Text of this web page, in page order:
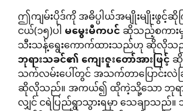
ဤကျမ်းပိုဒ်ကို အဓိပ္ပါယ်အမျိုးမျိုးဖွင့်
ငယ်(၁၅)ပါမမွေးမီကပင်ဆိုသည့်စကား
သီးသန့်ရွေးကောက်ထားသည်ဟု ဆိုလိုသ
ဘုရားသခင်၏ကျေးဇူးတော်အားဖြင့်
သက်လမ်းပေါ်တွင် အသက်တာပြောင်းလဲခ
ဆိုလိုသည်။ အကယ်၍ ထိုကဲ့သို့သော ဘုရာ
လျှင် ငရဲပြည်ရွာသွားရမှာ သေချာသည်။